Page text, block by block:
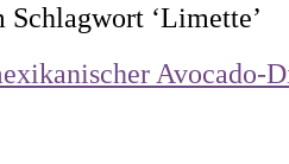
‘Limette’
Avocado-